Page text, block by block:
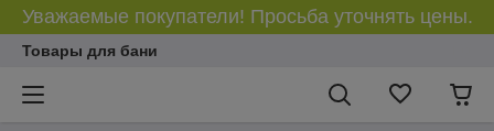
Уважаемые покупатели! Просьба уточнять цены.
Товары для бани